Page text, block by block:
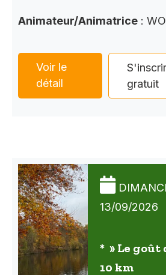
Animateur/Animatrice :
Voir le
détail
gratuit
13/09/2026
* » Le goût
10 km